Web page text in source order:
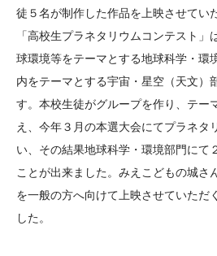
科学教育振興助成・
次世代理系人材育成プ
ログラム助成
サイトマップ 中谷
徒５名が制作した作品を上映させてい
「高校生プラネタリウムコンテスト
球環境等をテーマとする地球科学・環
内をテーマとする宇宙・星空（天文）
す。本校生徒がグループを作り、テー
え、今年３月の本選大会にてプラネタ
い、その結果地球科学・環境部門にて
ことが出来ました。みえこどもの城さ
を一般の方へ向けて上映させていただ
した。